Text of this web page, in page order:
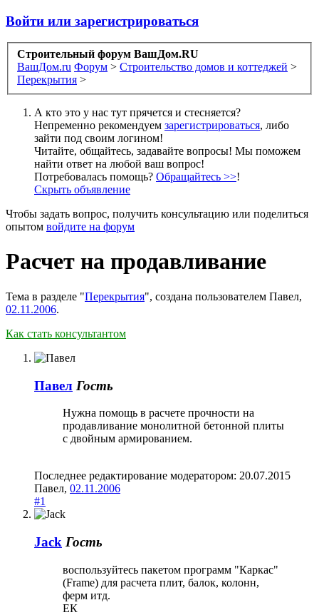
Войти или зарегистрироваться
Строительный форум ВашДом.RU
ВашДом.ru Форум > Строительство домов и коттеджей >
Перекрытия >
А кто это у нас тут прячется и стесняется?
Непременно рекомендуем зарегистрироваться, либо
зайти под своим логином!
Читайте, общайтесь, задавайте вопросы! Мы поможем
найти ответ на любой ваш вопрос!
Потребовалась помощь? Обращайтесь >>!
Скрыть объявление
Чтобы задать вопрос, получить консультацию или поделиться
опытом войдите на форум
Расчет на продавливание
Тема в разделе "Перекрытия", создана пользователем Павел,
02.11.2006.
Как стать консультантом
Павел Гость
Нужна помощь в расчете прочности на
продавливание монолитной бетонной плиты
с двойным армированием.
Последнее редактирование модератором: 20.07.2015
Павел, 02.11.2006
#1
Jack Гость
воспользуйтесь пакетом программ "Каркас"
(Frame) для расчета плит, балок, колонн,
ферм итд.
ЕК